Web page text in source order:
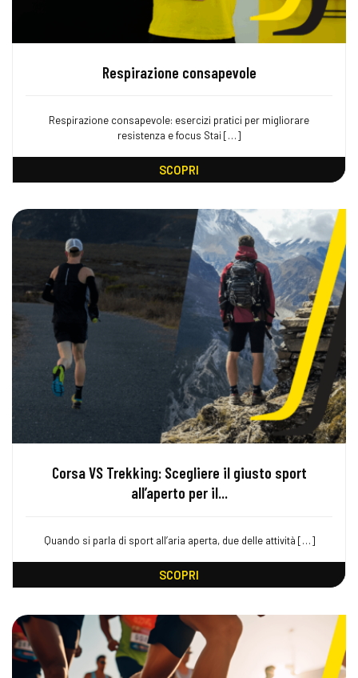
Respirazione consapevole
Respirazione consapevole: esercizi pratici per migliorare
resistenza e focus Stai […]
SCOPRI
Corsa VS Trekking: Scegliere il giusto sport
all’aperto per il...
Quando si parla di sport all’aria aperta, due delle attività […]
SCOPRI